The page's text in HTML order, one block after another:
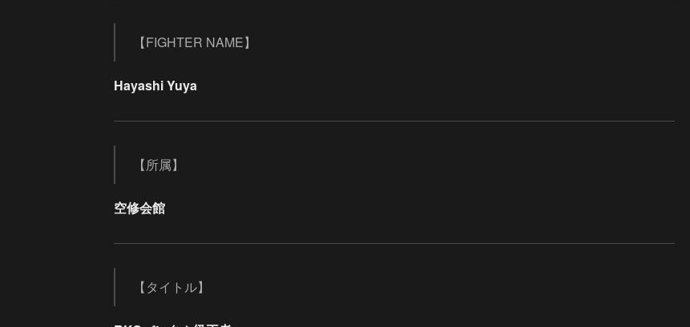
【FIGHTER NAME】
Hayashi Yuya
【所属】
空修会館
【タイトル】